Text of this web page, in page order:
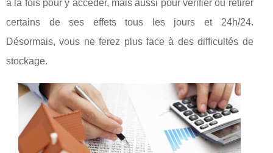
à la fois pour y accéder, mais aussi pour vérifier ou retirer
certains de ses effets tous les jours et 24h/24.
Désormais, vous ne ferez plus face à des difficultés de
stockage.